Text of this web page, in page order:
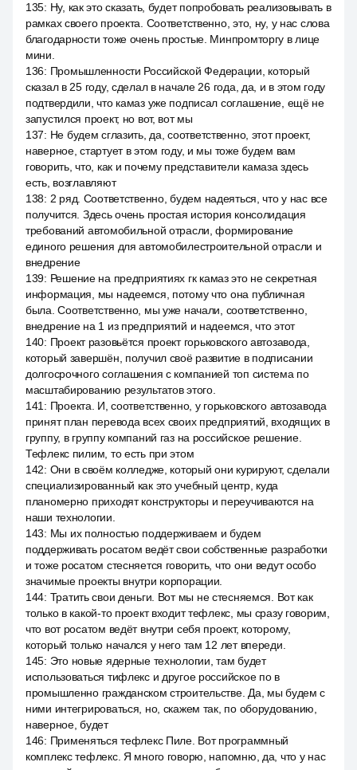
135: Ну, как это сказать, будет попробовать реализовывать в
рамках своего проекта. Соответственно, это, ну, у нас слова
благодарности тоже очень простые. Минпромторгу в лице
мини.
136: Промышленности Российской Федерации, который
сказал в 25 году, сделал в начале 26 года, да, и в этом году
подтвердили, что камаз уже подписал соглашение, ещё не
запустился проект, но вот, вот мы
137: Не будем сглазить, да, соответственно, этот проект,
наверное, стартует в этом году, и мы тоже будем вам
говорить, что, как и почему представители камаза здесь
есть, возглавляют
138: 2 ряд. Соответственно, будем надеяться, что у нас все
получится. Здесь очень простая история консолидация
требований автомобильной отрасли, формирование
единого решения для автомобилестроительной отрасли и
внедрение
139: Решение на предприятиях гк камаз это не секретная
информация, мы надеемся, потому что она публичная
была. Соответственно, мы уже начали, соответственно,
внедрение на 1 из предприятий и надеемся, что этот
140: Проект разовьётся проект горьковского автозавода,
который завершён, получил своё развитие в подписании
долгосрочного соглашения с компанией топ система по
масштабированию результатов этого.
141 : Проекта. И, соответственно, у горьковского автозавода
принят план перевода всех своих предприятий, входящих в
группу, в группу компаний газ на российское решение.
Тефлекс пилим, то есть при этом
142: Они в своём колледже, который они курируют, сделали
специализированный как это учебный центр, куда
планомерно приходят конструкторы и переучиваются на
наши технологии.
143: Мы их полностью поддерживаем и будем
поддерживать росатом ведёт свои собственные разработки
и тоже росатом стесняется говорить, что они ведут особо
значимые проекты внутри корпорации.
144: Тратить свои деньги. Вот мы не стесняемся. Вот как
только в какой-то проект входит тефлекс, мы сразу говорим,
что вот росатом ведёт внутри себя проект, которому,
который только начался у него там 12 лет впереди.
145: Это новые ядерные технологии, там будет
использоваться тифлекс и другое российское по в
промышленно гражданском строительстве. Да, мы будем с
ними интегрироваться, но, скажем так, по оборудованию,
наверное, будет
146: Применяться тефлекс Пиле. Вот программный
комплекс тефлекс. Я много говорю, напомню, да, что у нас